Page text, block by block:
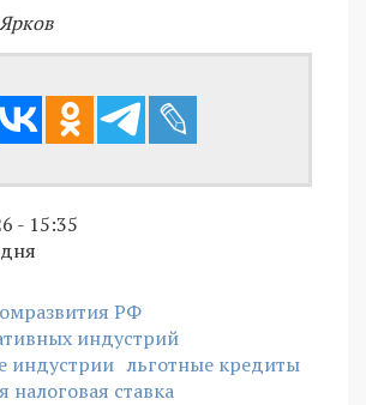
- 15:35
РФ
индустрий
индустрии льготные кредиты
налоговая ставка